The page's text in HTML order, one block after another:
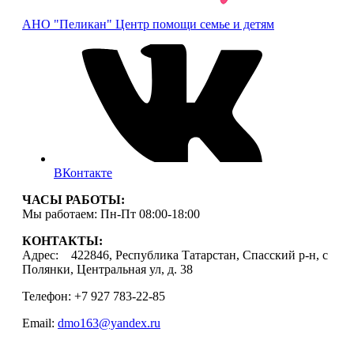
АНО "Пеликан" Центр помощи семье и детям
ВКонтакте
ЧАСЫ РАБОТЫ:
Мы работаем: Пн-Пт 08:00-18:00
КОНТАКТЫ:
Адрес: 422846, Республика Татарстан, Спасский р-н, с
Полянки, Центральная ул, д. 38
Телефон: +7 927 783-22-85
Email: dmo163@yandex.ru